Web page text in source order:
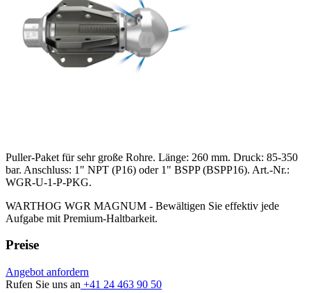
Puller-Paket für sehr große Rohre. Länge: 260 mm. Druck: 85-350
bar. Anschluss: 1" NPT (P16) oder 1" BSPP (BSPP16). Art.-Nr.:
WGR-U-1-P-PKG.
WARTHOG WGR MAGNUM - Bewältigen Sie effektiv jede
Aufgabe mit Premium-Haltbarkeit.
Preise
Angebot anfordern
Rufen Sie uns an +41 24 463 90 50